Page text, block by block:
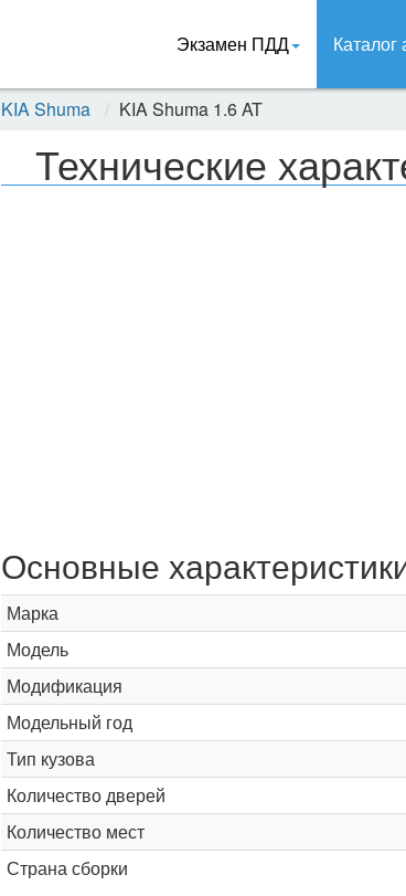
Экзамен ПДД Каталог
KIA Shuma KIA Shuma 1.6 AT
Технические
Основные
Марка
Модель
Модификация
Модельный год
Тип кузова
Количество дверей
Количество мест
Страна сборки